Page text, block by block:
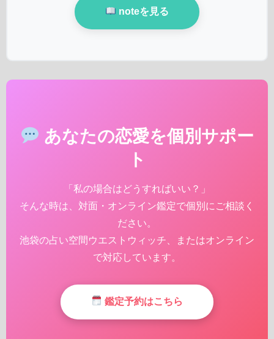
noteを見る
あなたの恋愛を個別サポー
ト
「私の場合はどうすればいい？」
そんな時は、対面・オンライン鑑定で個別にご相談く
ださい。
池袋の占い空間ウエストウィッチ、またはオンライン
で対応しています。
鑑定予約はこちら